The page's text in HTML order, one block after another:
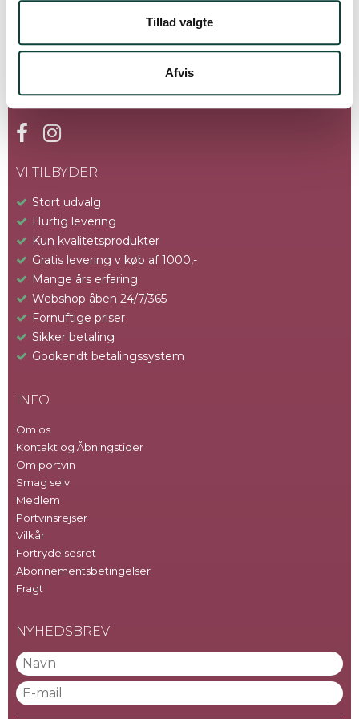
Tillad valgte
Afvis
VI TILBYDER
Stort udvalg
Hurtig levering
Kun kvalitetsprodukter
Gratis levering v køb af 1000,-
Mange års erfaring
Webshop åben 24/7/365
Fornuftige priser
Sikker betaling
Godkendt betalingssystem
INFO
Om os
Kontakt og Åbningstider
Om portvin
Smag selv
Medlem
Portvinsrejser
Vilkår
Fortrydelsesret
Abonnementsbetingelser
Fragt
NYHEDSBREV